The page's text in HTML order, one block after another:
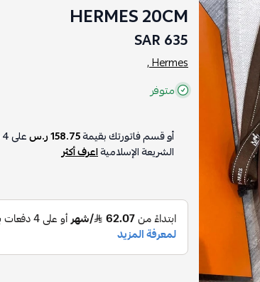
HERMES 20CM
635 SAR
Hermes ,
متوفر
أو قسم فاتورتك بقيمة158.75 ر.س على4
الشريعة الإسلاميةاعرف أكثر